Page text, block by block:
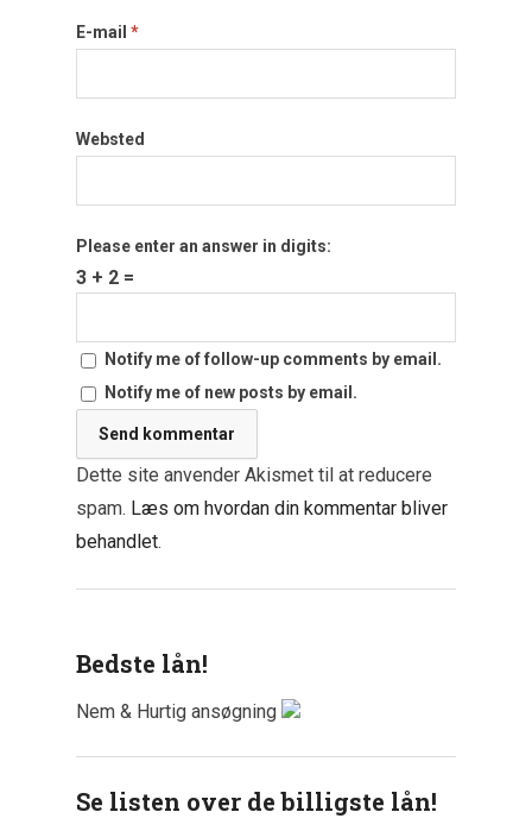
E-mail *
Websted
Please enter an answer in digits:
3 + 2 =
Notify me of follow-up comments by email.
Notify me of new posts by email.
Dette site anvender Akismet til at reducere
spam. Læs om hvordan din kommentar bliver
behandlet.
Bedste lån!
Nem & Hurtig ansøgning
Se listen over de billigste lån!